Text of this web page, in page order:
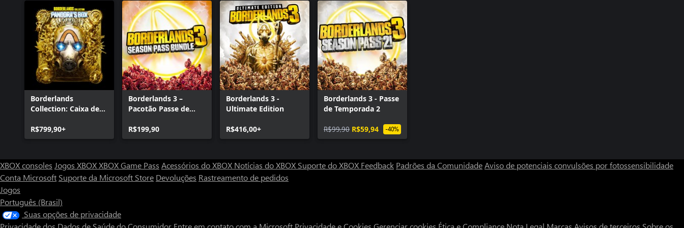
Borderlands
Collection: Caixa de
R$799,90+
Borderlands 3 –
Pacotão Passe de
R$199,90
Borderlands 3 -
Ultimate Edition
R$416,00+
Borderlands 3 - Passe
de Temporada 2
R$99,90 R$59,94 -40%
XBOX consoles Jogos XBOXXBOX Game Pass Acessórios do XBOX Notícias do XBOX Suporte do XBOX Feedback Padrões da ComunidadeAviso de potenciais convulsões por fotossensibilidade
Conta Microsoft Suporte da Microsoft Store Devoluções Rastreamento de pedidos
Jogos
Português (Brasil)
Suas opções de privacidade